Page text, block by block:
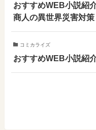
おすすめWEB小説紹
商人の異世界災害対策
コミカライズ
おすすめWEB小説紹